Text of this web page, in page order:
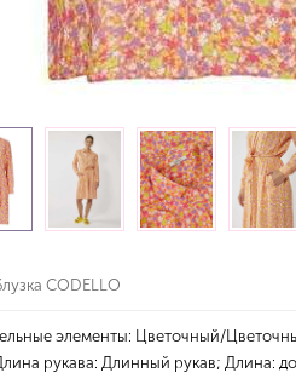
CODELLO
элементы: Цветочный/
рукава: Длинный рукав; Длина: